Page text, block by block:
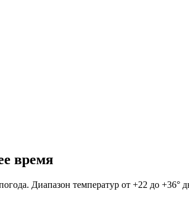
время
Диапазон температур от +22 до